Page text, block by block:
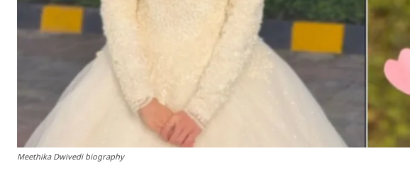
Meethika Dwivedi biography